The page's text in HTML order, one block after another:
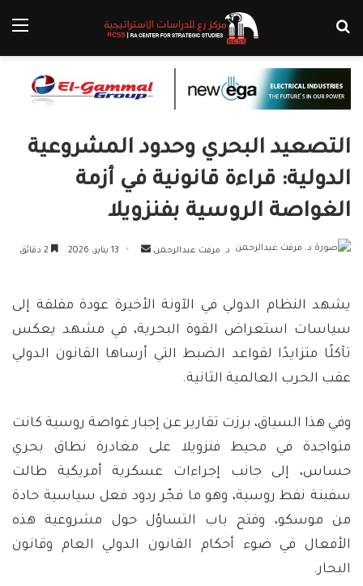
التصعيد البحري وحدود المشروعية
الدولية: قراءة قانونية في أزمة
الغواصة الروسية بفنزويلا
د. مرفت عبدالرحمن
أرسل 13 يناير، 2026
يشهد النظام الدولي في الآونة الأخيرة عودة مقلقة إلى
سياسات استعراض القوة البحرية، في مشهد يعكس
تآكلًا متزايدًا لقواعد الضبط التي أرساها القانون الدولي
عقب الحرب العالمية الثانية.
وفي هذا السياق، برزت تقارير عن إجبار غواصة روسية كانت
متواجدة في محيط فنزويلا على مغادرة نطاق بحري
حساس، إلى جانب إجراءات عسكرية أمريكية طالت
سفينة نفط روسية، وهو ما فجّر ردود فعل سياسية حادة
من موسكو، وفتح باب التساؤل حول مشروعية هذه
الأفعال في ضوء أحكام القانون الدولي العام وقانون
البحار.